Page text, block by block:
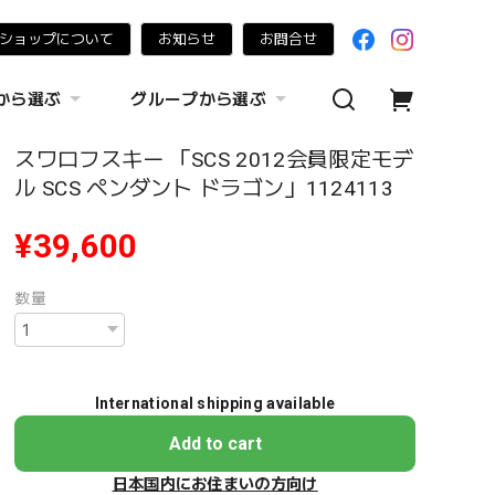
ョップについて お知らせ お問合せ
ら選ぶ グループから選ぶ
スワロフスキー 「SCS 2012会員限定モデ
ル SCS ペンダント ドラゴン」1124113
¥39,600
数量
International shipping available
Add to cart
日本国内にお住まいの方向け